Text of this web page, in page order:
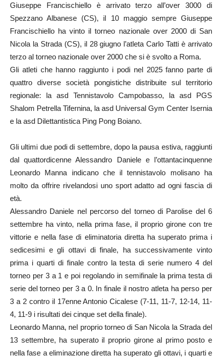
Giuseppe Francischiello è arrivato terzo all’over 3000 di
Spezzano Albanese (CS), il 10 maggio sempre Giuseppe
Francischiello ha vinto il torneo nazionale over 2000 di San
Nicola la Strada (CS), il 28 giugno l’atleta Carlo Tatti è arrivato
terzo al torneo nazionale over 2000 che si è svolto a Roma.
Gli atleti che hanno raggiunto i podi nel 2025 fanno parte di
quattro diverse società pongistiche distribuite sul territorio
regionale: la asd Tennistavolo Campobasso, la asd PGS
Shalom Petrella Tifernina, la asd Universal Gym Center Isernia
e la asd Dilettantistica Ping Pong Boiano.
Gli ultimi due podi di settembre, dopo la pausa estiva, raggiunti
dal quattordicenne Alessandro Daniele e l’ottantacinquenne
Leonardo Manna indicano che il tennistavolo molisano ha
molto da offrire rivelandosi uno sport adatto ad ogni fascia di
età.
Alessandro Daniele nel percorso del torneo di Parolise del 6
settembre ha vinto, nella prima fase, il proprio girone con tre
vittorie e nella fase di eliminatoria diretta ha superato prima i
sedicesimi e gli ottavi di finale, ha successivamente vinto
prima i quarti di finale contro la testa di serie numero 4 del
torneo per 3 a 1 e poi regolando in semifinale la prima testa di
serie del torneo per 3 a 0. In finale il nostro atleta ha perso per
3 a 2 contro il 17enne Antonio Cicalese (7-11, 11-7, 12-14, 11-
4, 11-9 i risultati dei cinque set della finale).
Leonardo Manna, nel proprio torneo di San Nicola la Strada del
13 settembre, ha superato il proprio girone al primo posto e
nella fase a eliminazione diretta ha superato gli ottavi, i quarti e